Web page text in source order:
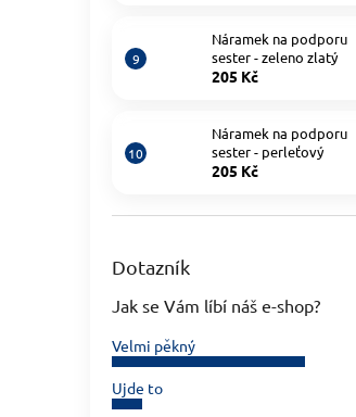
Náramek na podporu
sester - zeleno zlatý
205 Kč
Náramek na podporu
sester - perleťový
205 Kč
Dotazník
Jak se Vám líbí náš e-shop?
Velmi pěkný
Ujde to